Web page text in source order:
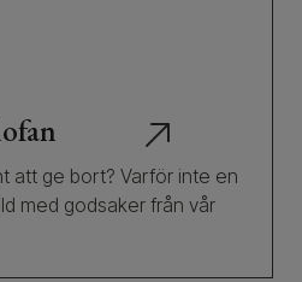
att ge bort? Varför inte en
med godsaker från vår